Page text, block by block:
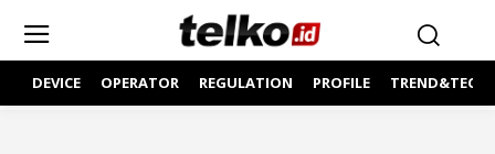
DEVICE OPERATOR REGULATION PROFILE